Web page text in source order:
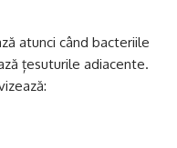
atunci când bacteriile
țesuturile adiacente.